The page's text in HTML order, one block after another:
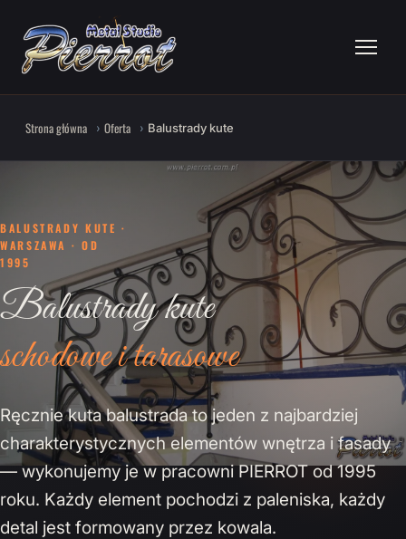
Strona główna Oferta Balustrady kute
BALUSTRADY KUTE ·
WARSZAWA · OD
1995
Balustrady kute
schodowe i tarasowe
Ręcznie kuta balustrada to jeden z najbardziej
charakterystycznych elementów wnętrza i fasady
— wykonujemy je w pracowni PIERROT od 1995
roku. Każdy element pochodzi z paleniska, każdy
detal jest formowany przez kowala.